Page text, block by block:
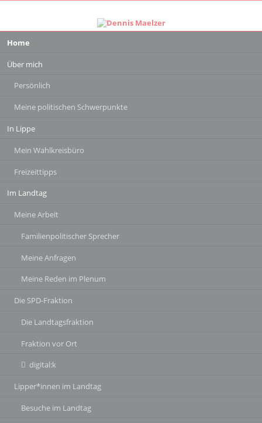
überspringen
Home
Über mich
Persönlich
Meine politischen Schwerpunkte
In Lippe
Mein Wahlkreisbüro
Freizeittipps
Im Landtag
Meine Arbeit
Familienpolitischer Sprecher
Meine Anfragen
Meine Reden im Plenum
Die SPD-Fraktion
Die Landtagsfraktion
Fraktion vor Ort
digital:k
Lipper*innen im Landtag
Besuche im Landtag